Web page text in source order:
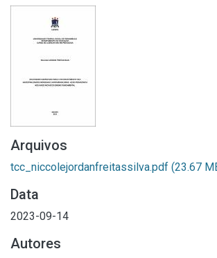
Arquivos
tcc_niccolejordanfreitassilva.pdf (23.67
Data
2023-09-14
Autores